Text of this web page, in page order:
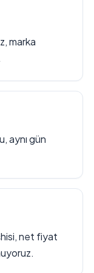
marka
aynı gün
net fiyat